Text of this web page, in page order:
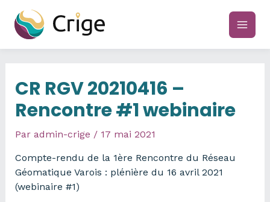
contenu
main
CR RGV 20210416 –
Rencontre #1 webinaire
Par admin-crige / 17 mai 2021
Compte-rendu de la 1ère Rencontre du Réseau
Géomatique Varois : plénière du 16 avril 2021
(webinaire #1)